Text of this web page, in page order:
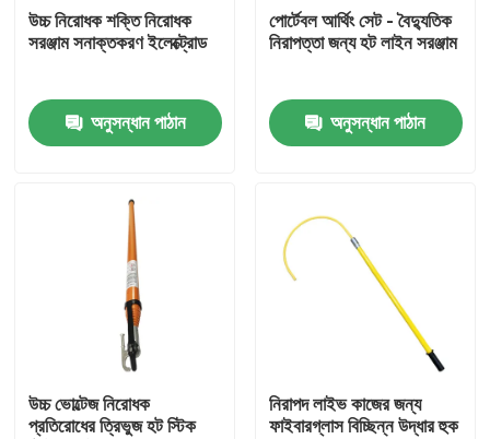
আমাদের সম্পর্কে
গুণমান নিয়ন্ত্রণ
আমাদের সাথে যোগাযোগ
উদ্ধৃতির জন্য আবেদন
রেলওয়ে ইনসুলেটর
উচ্চ নিরোধক শক্তি নিরোধক
সরঞ্জাম সনাক্তকরণ ইলেক্ট্রোড
অনুসন্ধান পাঠান
পোর্টেবল আর্থিং সেট - বৈদ্যুতিক
নিরাপত্তা জন্য হট লাইন সরঞ্জাম
অনুসন্ধান পাঠান
উচ্চ ভোল্টেজ নিরোধক
প্রতিরোধের ত্রিভুজ হট স্টিক
নিরাপদ লাইভ কাজের জন্য
ফাইবারগ্লাস বিচ্ছিন্ন উদ্ধার হুক